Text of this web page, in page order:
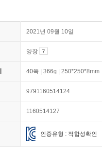
2021년 09월 10일
양장
40쪽 | 366g | 250*250*8mm
9791160514124
1160514127
인증유형 : 적합성확인